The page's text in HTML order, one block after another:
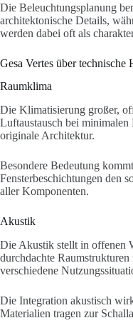
Die Beleuchtungsplanung
architektonische Details,
werden dabei oft als
Gesa Vertes über technische
Raumklima
Die Klimatisierung großer,
Luftaustausch bei
originale Architektur.
Besondere Bedeutung
Fensterbeschichtungen den
aller Komponenten.
Akustik
Die Akustik stellt in offenen
durchdachte
verschiedene
Die Integration akustisch
Materialien tragen zur